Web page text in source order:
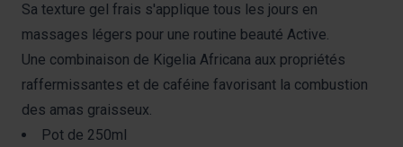
Sa texture gel frais s'applique tous les jours en
massages légers pour une routine beauté Active.
Une combinaison de Kigelia Africana aux propriétés
raffermissantes et de caféine favorisant la combustion
des amas graisseux.
Pot de 250ml